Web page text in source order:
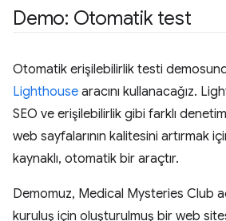
Demo: Otomatik test
Otomatik erişilebilirlik testi
Lighthouse aracını kullanacağız.
SEO ve erişilebilirlik gibi farklı denetim
web sayfalarının kalitesini artırmak
kaynaklı, otomatik bir araçtır.
Demomuz, Medical Mysteries Club
kuruluş için oluşturulmuş bir web